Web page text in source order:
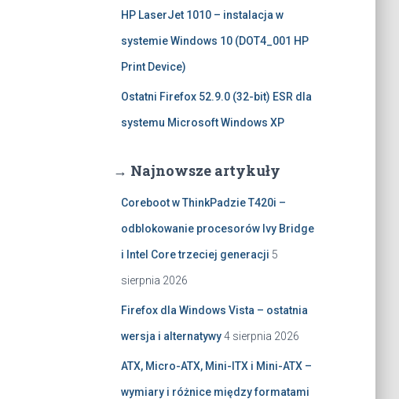
HP LaserJet 1010 – instalacja w
systemie Windows 10 (DOT4_001 HP
Print Device)
Ostatni Firefox 52.9.0 (32-bit) ESR dla
systemu Microsoft Windows XP
→ Najnowsze artykuły
Coreboot w ThinkPadzie T420i –
odblokowanie procesorów Ivy Bridge
i Intel Core trzeciej generacji 5
sierpnia 2026
Firefox dla Windows Vista – ostatnia
wersja i alternatywy 4 sierpnia 2026
ATX, Micro-ATX, Mini-ITX i Mini-ATX –
wymiary i różnice między formatami